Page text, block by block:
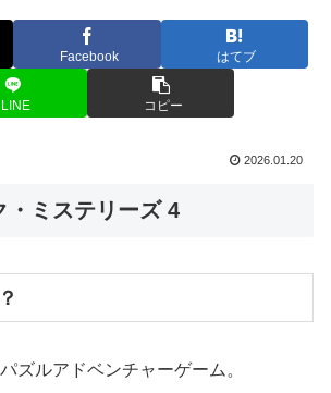
Facebook はてブ
LINE コピー
2026.01.20
・ミステリーズ 4
ズルアドベンチャーゲーム。